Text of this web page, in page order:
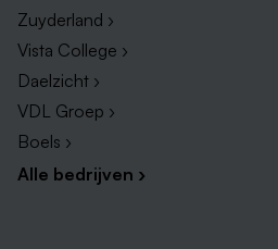
Zuyderland ›
Vista College ›
Daelzicht ›
VDL Groep ›
Boels ›
Alle bedrijven ›